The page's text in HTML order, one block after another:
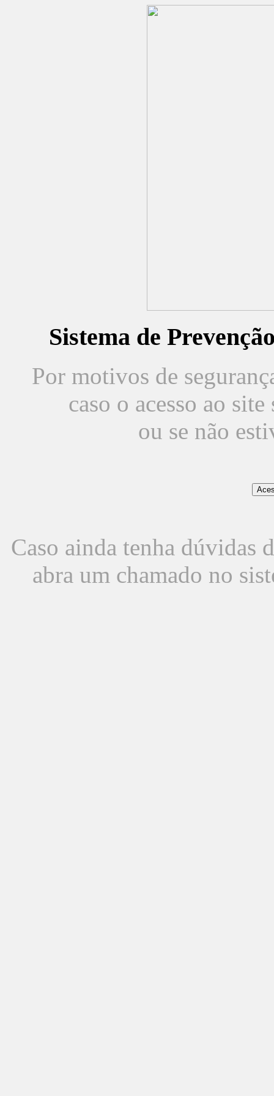
Sistema de
Por motivos de
caso o acesso ao
ou se não
Caso ainda tenha dúvidas
abra um chamado no